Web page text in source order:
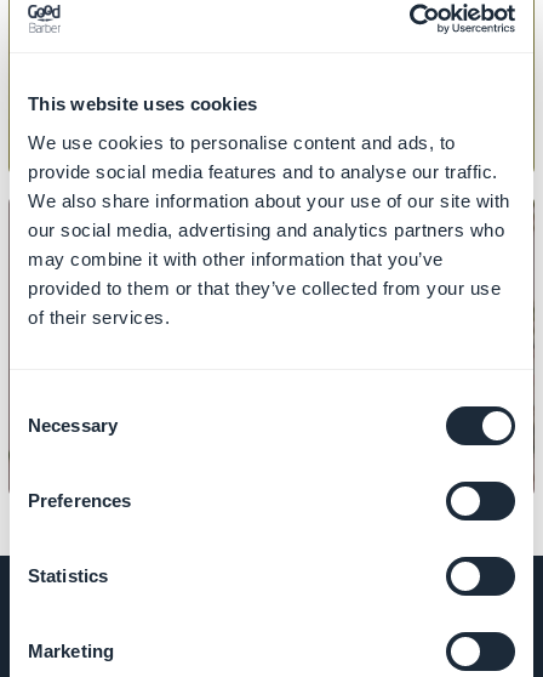
This website uses cookies
We use cookies to personalise content and ads, to
provide social media features and to analyse our traffic.
We also share information about your use of our site with
our social media, advertising and analytics partners who
may combine it with other information that you’ve
provided to them or that they’ve collected from your use
of their services.
Selection
Necessary
Preferences
Statistics
Marketing
Sådan tilføjer/fjerner du produkter
SAMLINGER
Sådan tilføjer du en samling i